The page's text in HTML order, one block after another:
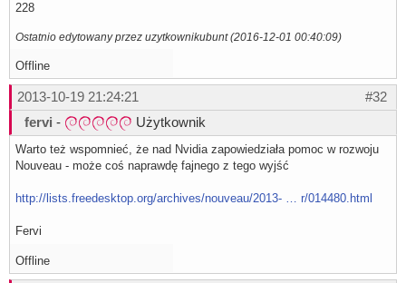
228
Ostatnio edytowany przez uzytkownikubunt (2016-12-01 00:40:09)
Offline
#32
2013-10-19 21:24:21
fervi - Użytkownik
Warto też wspomnieć, że nad Nvidia zapowiedziała pomoc w rozwoju
Nouveau - może coś naprawdę fajnego z tego wyjść
http://lists.freedesktop.org/archives/nouveau/2013- … r/014480.html
Fervi
Offline